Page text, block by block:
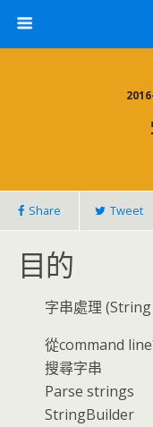
Share Tweet
目的
字串處理
從command
搜尋字串
Parse strings
StringBuilder